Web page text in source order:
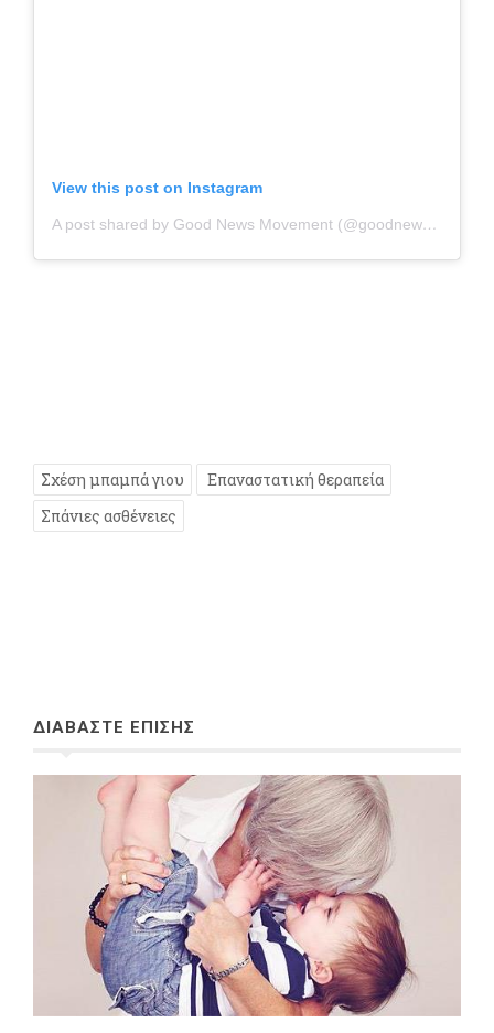
View this post on Instagram
A post shared by Good News Movement (@goodnews_movement)
Σχέση μπαμπά γιου
Επαναστατική θεραπεία
Σπάνιες ασθένειες
ΔΙΑΒΑΣΤΕ ΕΠΙΣΗΣ